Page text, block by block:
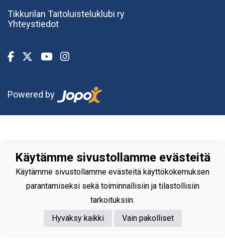
Tikkurilan Taitoluisteluklubi ry
Yhteystiedot
Powered by
Käytämme sivustollamme evästeitä
Käytämme sivustollamme evästeitä käyttökokemuksen
parantamiseksi sekä toiminnallisiin ja tilastollisiin
tarkoituksiin.
Hyväksy kaikki
Vain pakolliset